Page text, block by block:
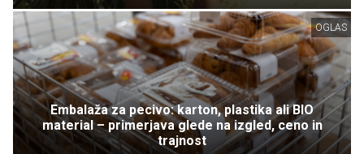
OGLAS
Embalaža za pecivo: karton, plastika ali BIO
material – primerjava glede na izgled, ceno in
trajnost